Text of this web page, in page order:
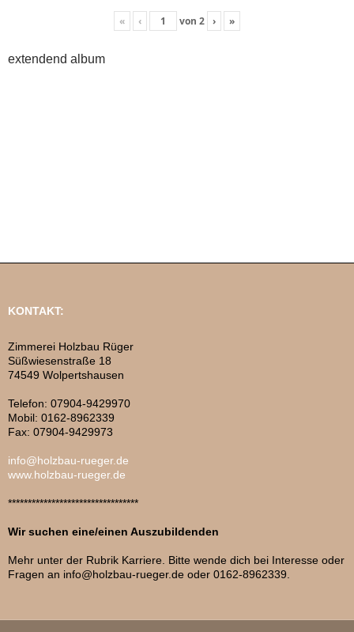
« ‹ von 2 › »
extendend album
KONTAKT:
Zimmerei Holzbau Rüger
Süßwiesenstraße 18
74549 Wolpertshausen
Telefon: 07904-9429970
Mobil: 0162-8962339
Fax: 07904-9429973
info@holzbau-rueger.de
www.holzbau-rueger.de
*********************************
Wir suchen eine/einen Auszubildenden
Mehr unter der Rubrik Karriere. Bitte wende dich bei Interesse oder
Fragen an info@holzbau-rueger.de oder 0162-8962339.